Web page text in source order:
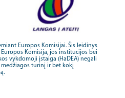
Europos Komisijai. Šis leidinys
Komisija, jos institucijos bei
vykdomoji įstaiga (HaDEA) negali
turinį ir bet kokį